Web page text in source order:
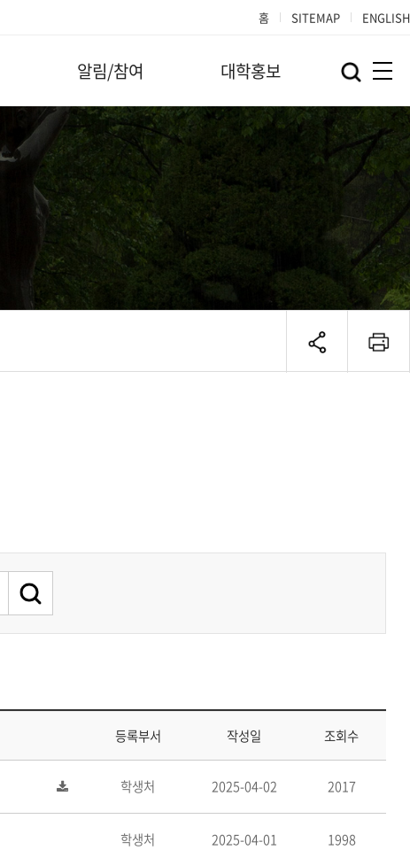
홈 SITEMAP ENGLISH
알림/참여 대학홍보
등록부서 작성일 조회수
학생처 2025-04-02 2017
학생처 2025-04-01 1998